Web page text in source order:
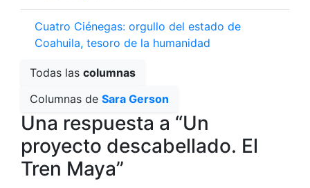
Cuatro Ciénegas: orgullo del estado de
Coahuila, tesoro de la humanidad
Todas las columnas
Columnas de Sara Gerson
Una respuesta a “Un
proyecto descabellado. El
Tren Maya”